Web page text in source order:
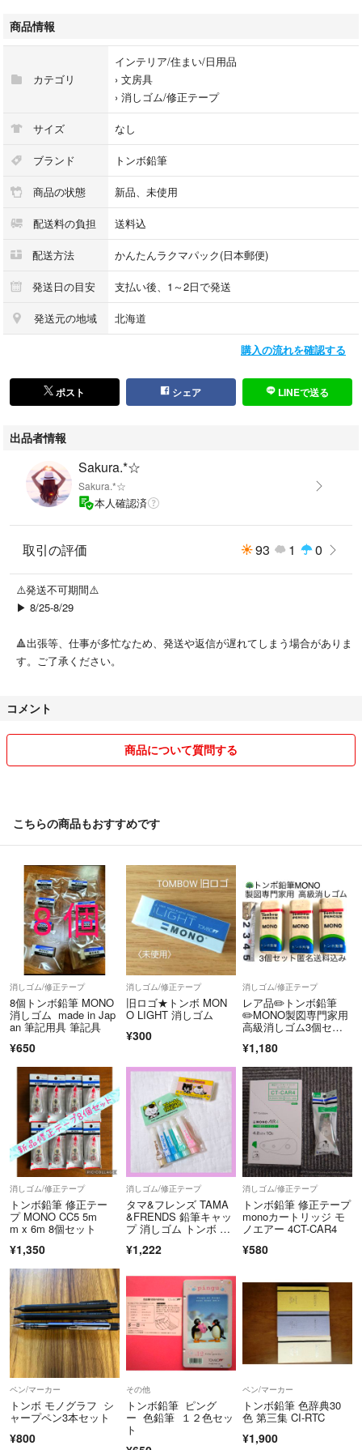
#CT-YR5
#修正テープ
商品情報
カテゴリ
インテリア/住まい/日用品
› 文房具
› 消しゴム/修正テープ
サイズ なし
ブランド トンボ鉛筆
商品の状態 新品、未使用
配送料の負担 送料込
配送方法 かんたんラクマパック(日本郵便)
発送日の目安 支払い後、1～2日で発送
発送元の地域 北海道
購入の流れを確認する
ポスト シェア LINEで送る
出品者情報
Sakura.*☆
Sakura.*☆
本人確認済
取引の評価 93 1 0
⚠️発送不可期間⚠️
▶︎ 8/25-8/29
🔺出張等、仕事が多忙なため、発送や返信が遅れてしまう場合がありま
す。ご了承ください。
コメント
商品について質問する
こちらの商品もおすすめです
消しゴム/修正テープ
8個トンボ鉛筆 MONO
消しゴム made in Jap
an 筆記用具 筆記具
¥650
消しゴム/修正テープ
旧ロゴ★トンボ MON
O LIGHT 消しゴム
¥300
消しゴム/修正テープ
レア品✏️トンボ鉛筆
✏️MONO製図専門家用
高級消しゴム3個セッ
¥1,180
消しゴム/修正テープ
トンボ鉛筆 修正テー
プ MONO CC5 5m
m x 6m 8個セット
¥1,350
消しゴム/修正テープ
タマ&フレンズ TAMA
&FRENDS 鉛筆キャッ
プ 消しゴム トンボ 当
¥1,222
消しゴム/修正テープ
トンボ鉛筆 修正テープ
monoカートリッジ モ
ノエアー 4CT-CAR4
¥580
ペン/マーカー
トンボ モノグラフ シ
ャープペン3本セット
¥800
その他
トンボ鉛筆 ピング
ー 色鉛筆 １２色セッ
ト
ペン/マーカー
トンボ鉛筆 色辞典30
色 第三集 CI-RTC
¥1,900